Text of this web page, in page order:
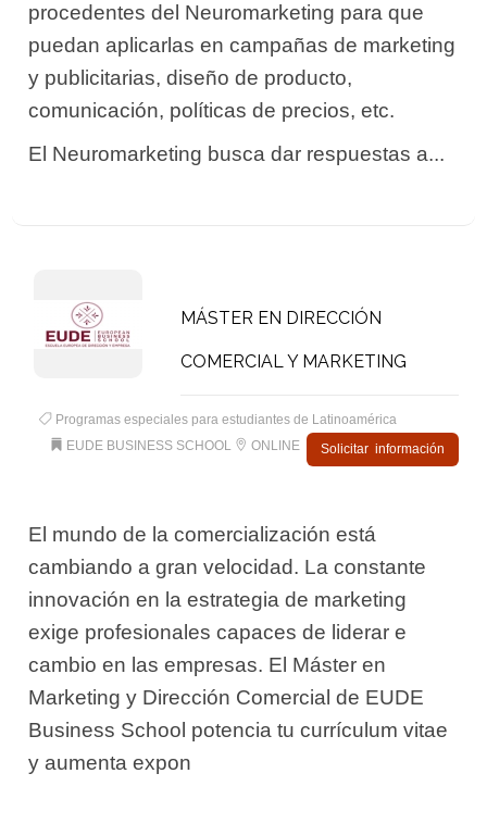
procedentes del Neuromarketing para que
puedan aplicarlas en campañas de marketing
y publicitarias, diseño de producto,
comunicación, políticas de precios, etc.
El Neuromarketing busca dar respuestas a...
MÁSTER EN DIRECCIÓN
COMERCIAL Y MARKETING
Programas especiales para estudiantes de Latinoamérica
EUDE BUSINESS SCHOOL
ONLINE Solicitar información
El mundo de la comercialización está
cambiando a gran velocidad. La constante
innovación en la estrategia de marketing
exige profesionales capaces de liderar e
cambio en las empresas. El Máster en
Marketing y Dirección Comercial de EUDE
Business School potencia tu currículum vitae
y aumenta expon